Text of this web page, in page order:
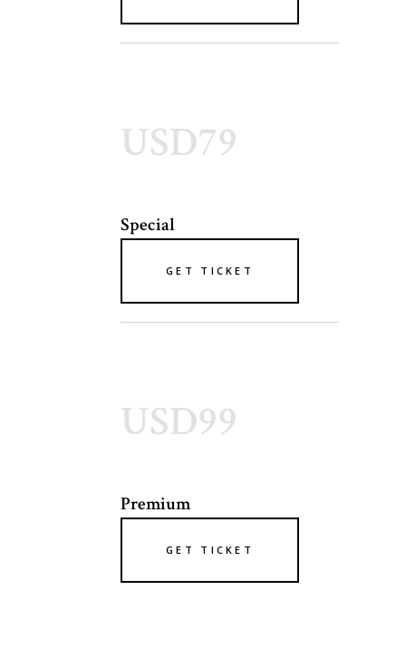
USD79
Special
GET TICKET
USD99
Premium
GET TICKET